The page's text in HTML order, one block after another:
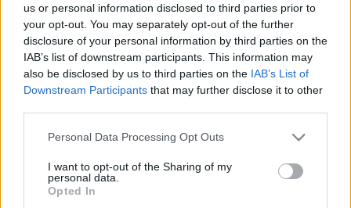
us or personal information disclosed to third parties prior to
your opt-out. You may separately opt-out of the further
disclosure of your personal information by third parties on the
IAB’s list of downstream participants. This information may
also be disclosed by us to third parties on the IAB’s List of
Downstream Participants that may further disclose it to other
Please note that this website/app uses one or more Google
not limited to your visit or usage behaviour. You may click to
grant or deny consent to Google and its third-party tags to
use your data for below specified purposes in below Google
Personal Data Processing Opt Outs
I want to opt-out of the Sharing of my
personal data.
Opted In
Percenként egy kamionnyi műanyag ömlik a
tengereinkbe, az óceánok élővilágát
Magyarországnál akár 27-szer nagyobb
szemétszigetek teszik tönkre. A hulladék 80
százaléka a szárazföldek belsejéből kerül a
hazai halastavak, valamint a Duna és a Tisza is
műanyag darabok bekerülnek a táplálékláncba –
többek között az emberi szervezetbe is például a